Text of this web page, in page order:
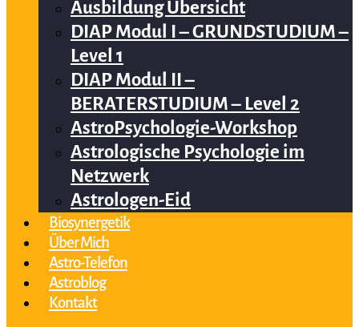
Ausbildung Übersicht
DIAP Modul I – GRUNDSTUDIUM –
Level 1
DIAP Modul II –
BERATERSTUDIUM – Level 2
AstroPsychologie-Workshop
Astrologische Psychologie im
Netzwerk
Astrologen-Eid
Biosynergetik
Über Mich
Astro-Telefon
Astroblog
Kontakt